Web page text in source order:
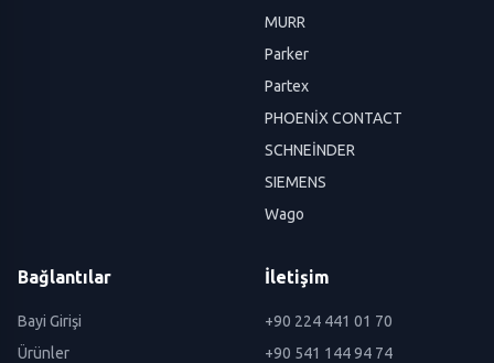
MURR
Parker
Partex
PHOENİX CONTACT
SCHNEİNDER
SIEMENS
Wago
Bağlantılar
Bayi Girişi
Ürünler
İletişim
+90 224 441 01 70
+90 541 144 94 74